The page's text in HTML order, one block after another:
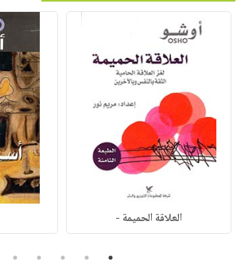
العلاقة الحميمة -
1
2
3
4
5